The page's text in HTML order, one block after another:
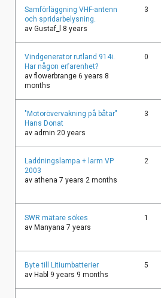
Vanligt
ämne
Samförläggning VHF-antenn
och spridarbelysning.
av Gustaf_l 8 years
3
Vanligt
ämne
Vindgenerator rutland 914i.
Har någon erfarenhet?
avflowerbrange 6 years 8
months
0
Vanligt
ämne
"Motorövervakning på båtar"
Hans Donat
av admin 20 years
3
Vanligt
ämne
Laddningslampa + larm VP
2003
av athena 7 years 2 months
2
Vanligt
ämne
SWR mätare sökes
av Manyana 7 years
1
Vanligt
ämne
Byte till Litiumbatterier
av Habl 9 years 9 months
5